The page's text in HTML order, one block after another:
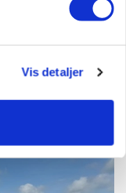
Vis detaljer